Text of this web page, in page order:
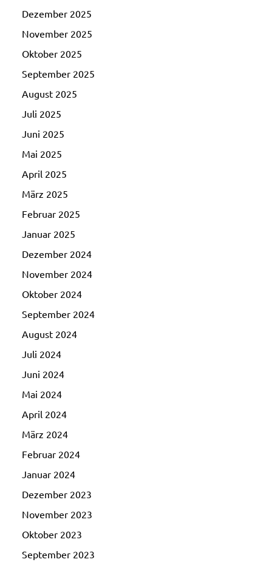
Dezember 2025
November 2025
Oktober 2025
September 2025
August 2025
Juli 2025
Juni 2025
Mai 2025
April 2025
März 2025
Februar 2025
Januar 2025
Dezember 2024
November 2024
Oktober 2024
September 2024
August 2024
Juli 2024
Juni 2024
Mai 2024
April 2024
März 2024
Februar 2024
Januar 2024
Dezember 2023
November 2023
Oktober 2023
September 2023